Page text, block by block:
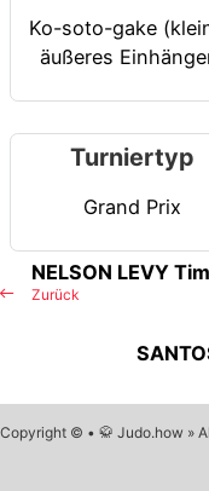
Ko-soto-gake
äußeres
Turniertyp
Grand Prix
Zurück
NELSON LEVY
Copyright © • 🥋 Judo.how »